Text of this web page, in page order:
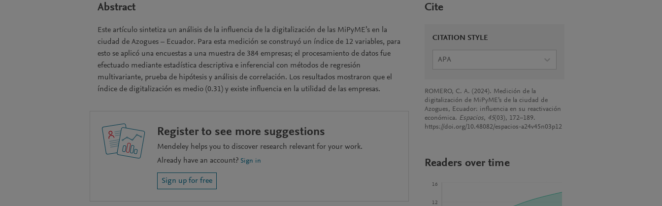
Abstract
Este artículo sintetiza un análisis de la influencia de la digitalización de las MiPyME’s en la
ciudad de Azogues – Ecuador. Para esta medición se construyó un índice de 12 variables, para
esto se aplicó una encuestas a una muestra de 384 empresas; el procesamiento de datos fue
efectuado mediante estadística descriptiva e inferencial con métodos de regresión
multivariante, prueba de hipótesis y análisis de correlación. Los resultados mostraron que el
índice de digitalización es medio (0.31) y existe influencia en la utilidad de las empresas.
Register to see more suggestions
Mendeley helps you to discover research relevant for your work.
Already have an account? Sign in
Sign up for free
Cite
CITATION STYLE
APA
ROMERO, C. A. (2024). Medición de la
digitalización de MiPyME’s de la ciudad de
Azogues, Ecuador: influencia en su reactivación
económica. Espacios, 45(03), 172–189.
https://doi.org/10.48082/espacios-a24v45n03p12
Readers over time
12
16